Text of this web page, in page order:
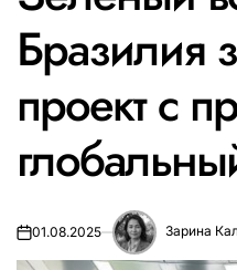
Бразилия
проект с
01.08.2025 Зарина